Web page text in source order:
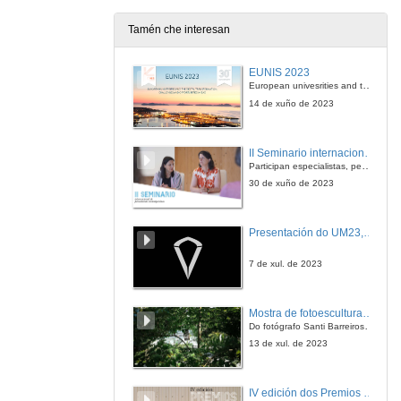
A igualdade e non discriminación por razón de xénero na docencia de Dereito Constitucional: unha aprendizaxe e actitud para toda a vida,
16 de dec. de 2011
16 de dec. de 2011
Tamén che interesan
EUNIS 2023
European univesrities and the digital transformation: challenges and opportunities ahead
14 de xuño de 2023
Participan especialistas, pensadores e pensadoras que traballan desde hai anos sobre temas de pensamento contemporáneo en universidades de Estados Unidos, Reino Unido, Canadá, México e España.
30 de xuño de 2023
Presentación do UM23, o novo monopraza de UVigo Motorsport
7 de xul. de 2023
Do fotógrafo Santi Barreiros e o escultor Nito Contreras.
13 de xul. de 2023
IV edición dos Premios Consello Social UVigo Humana